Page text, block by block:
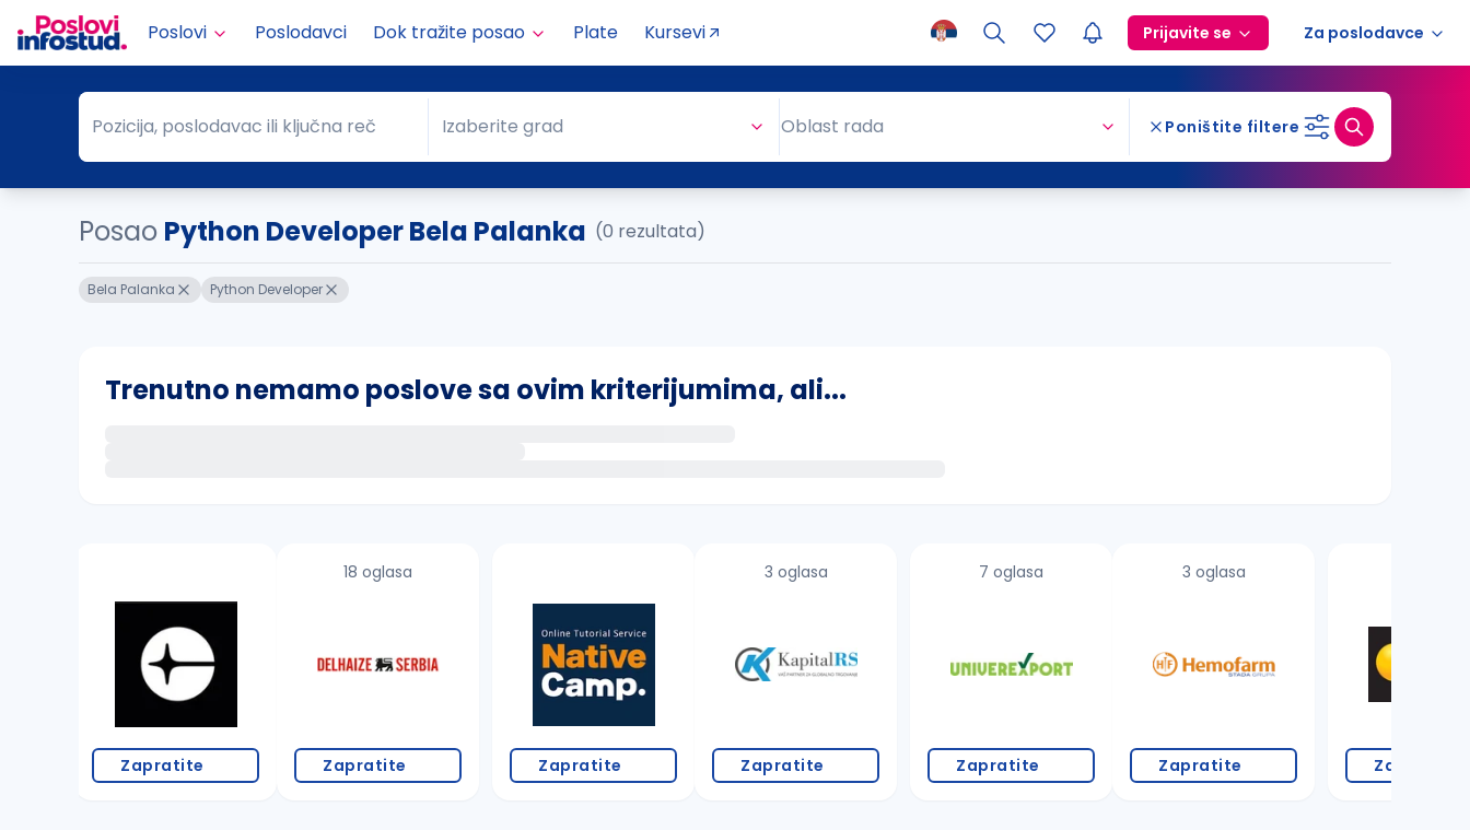
Poslovi Poslodavci Dok tražite posao Plate Kursevi Prijavite se Za poslodavce
Pozicija, poslodavac ili ključna reč
Pozicija, poslodavac ili ključna reč Grad
Izaberite grad Oblast rada Poništite filtere
Posao Python Developer Bela Palanka (0 rezultata)
Bela Palanka Python Developer
Trenutno nemamo poslove sa ovim kriterijumima, ali...
proverite pravopisne greške (koristite č, ć, š, đ, ž, dž)
povećajte radijus za odabrani grad
Zapratite
18 oglasa
Zapratite Zapratite
3 oglasa
Zapratite
7 oglasa
Zapratite
3 oglasa
Zapratite Zapratite